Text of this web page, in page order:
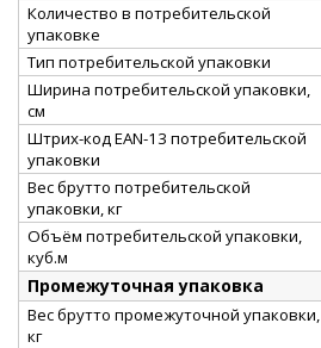
Количество в потребительской
упаковке
Тип потребительской упаковки
Ширина потребительской упаковки,
см
Штрих-код EAN-13 потребительской
упаковки
Вес брутто потребительской
упаковки, кг
Объём потребительской упаковки,
куб.м
Промежуточная упаковка
Вес брутто промежуточной упаковки,
кг